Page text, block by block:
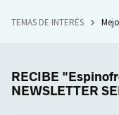
TEMAS DE INTERÉS
RECIBE
NEWSLETTER